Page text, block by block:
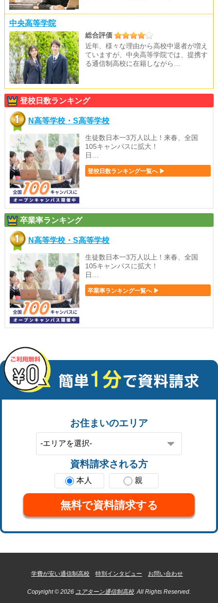
中央高等学院
総合評価
近年、様々な理由から高校中退者が増え
ていますが、中央高等学院では、提携す
る通信制高校に在籍しながら…
登校日数ランキング
N高等学校・S高等学校
生徒数日本一3万人以上！来春、全国
105キャンパスに拡大！
日…
登校日数ランキング一覧へ ▶
卒業率ランキング
N高等学校・S高等学校
生徒数日本一3万人以上！来春、全国
105キャンパスに拡大！
日…
卒業率ランキング一覧へ ▶
お住まいのエリア
資料請求される方
本人 親
無料で資料請求する
学費が安い通信制高校 特別インタビュー お問い合わせ
Copyright © 2026 ユアターン通信制高校. All Rights Reserved.